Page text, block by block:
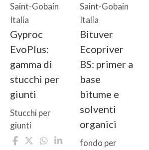
Saint-Gobain
Italia
Gyproc
EvoPlus:
gamma di
stucchi per
giunti
Stucchi per
giunti
Saint-Gobain
Italia
Bituver
Ecopriver
BS: primer a
base
bitume e
solventi
organici
fondo per